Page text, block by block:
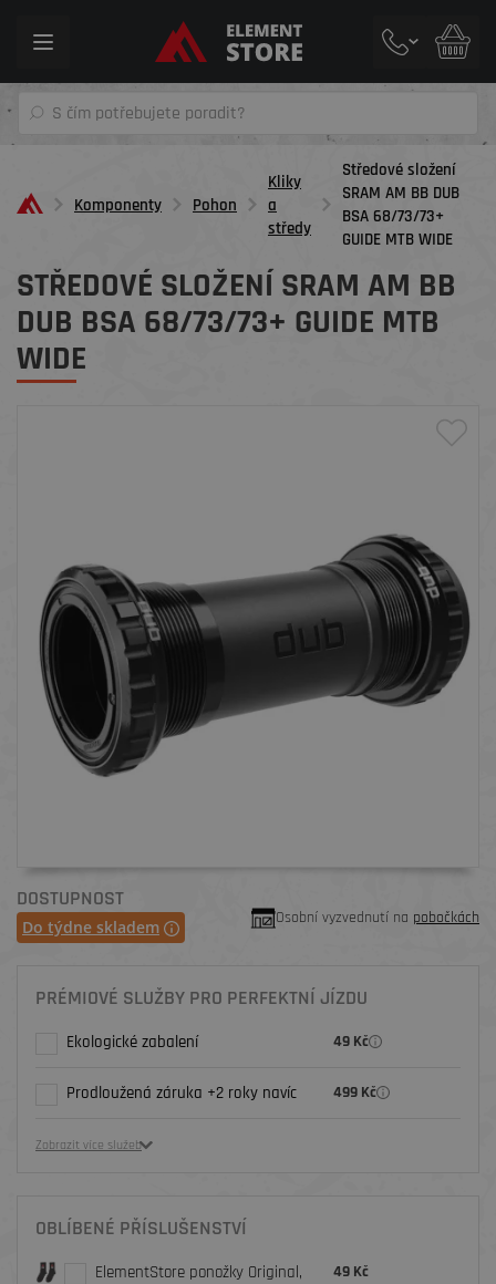
Toggle
Komponenty Pohon
Kliky
a
středy
Středové složení
SRAM AM BB DUB
BSA 68/73/73+
GUIDE MTB WIDE
STŘEDOVÉ SLOŽENÍ SRAM AM BB
DUB BSA 68/73/73+ GUIDE MTB
WIDE
DOSTUPNOST
Do týdne skladem Osobní vyzvednutí na pobočkách
PRÉMIOVÉ SLUŽBY PRO PERFEKTNÍ JÍZDU
Ekologické zabalení 49 Kč
Prodloužená záruka +2 roky navíc 499 Kč
Zobrazit více služeb
OBLÍBENÉ PŘÍSLUŠENSTVÍ
ElementStore ponožky Original,
49 Kč